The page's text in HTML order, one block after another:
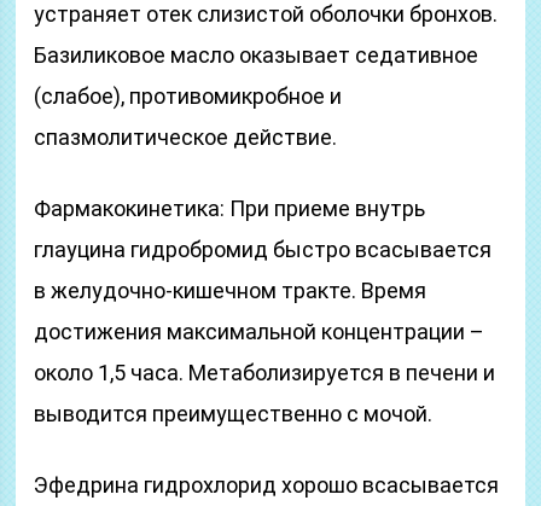
устраняет отек слизистой оболочки бронхов.
Базиликовое масло оказывает седативное
(слабое), противомикробное и
спазмолитическое действие.
Фармакокинетика: При приеме внутрь
глауцина гидробромид быстро всасывается
в желудочно-кишечном тракте. Время
достижения максимальной концентрации –
около 1,5 часа. Метаболизируется в печени и
выводится преимущественно с мочой.
Эфедрина гидрохлорид хорошо всасывается